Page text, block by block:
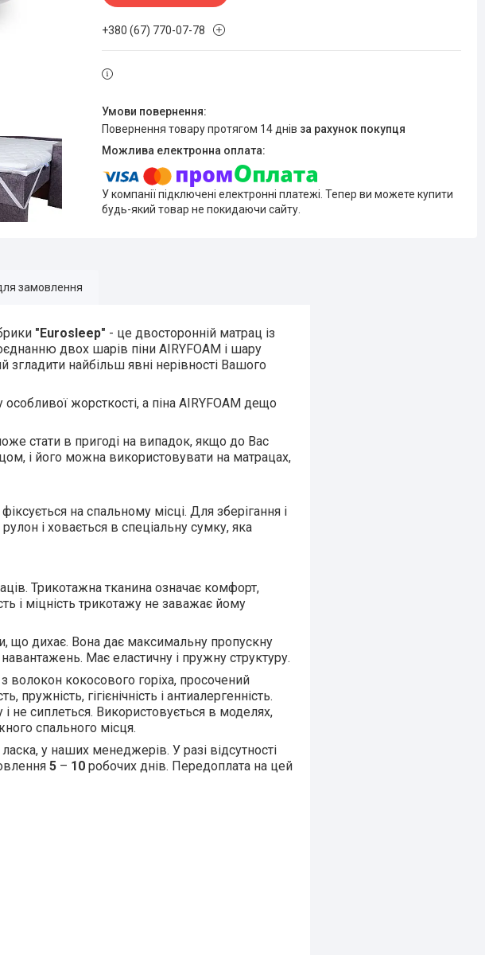
+380 (67) 770-07-78
повернення товару протягом 14 днів за рахунок покупця
У компанії підключені електронні платежі. Тепер ви можете купити
будь-який товар не покидаючи сайту.
замовлення
"Eurosleep" - це двосторонній матрац із
двох шарів піни AIRYFOAM і шару
найбільш явні нерівності Вашого
жорсткості, а піна AIRYFOAM дещо
стати в пригоді на випадок, якщо до Вас
і його можна використовувати на матрацах,
на спальному місці. Для зберігання і
і ховається в спеціальну сумку, яка
Трикотажна тканина означає комфорт,
і міцність трикотажу не заважає йому
що дихає. Вона дає максимальну пропускну
навантажень. Має еластичну і пружну структуру.
волокон кокосового горіха, просочений
пружність, гігієнічність і антиалергенність.
не сиплеться. Використовується в моделях,
спального місця.
у наших менеджерів. У разі відсутності
5 – 10 робочих днів. Передоплата на цей